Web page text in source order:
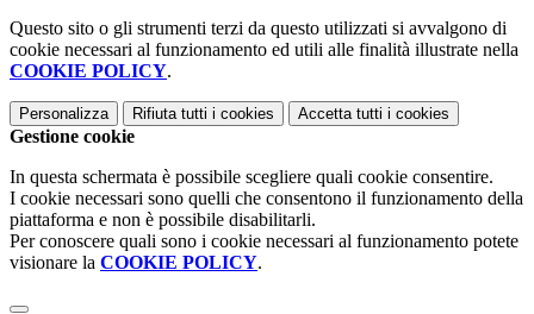
Questo sito o gli strumenti terzi da questo utilizzati si avvalgono di
cookie necessari al funzionamento ed utili alle finalità illustrate nella
COOKIE POLICY.
Personalizza Rifiuta tutti i cookies Accetta tutti i cookies
Gestione cookie
In questa schermata è possibile scegliere quali cookie consentire.
I cookie necessari sono quelli che consentono il funzionamento della
piattaforma e non è possibile disabilitarli.
Per conoscere quali sono i cookie necessari al funzionamento potete
visionare la COOKIE POLICY.